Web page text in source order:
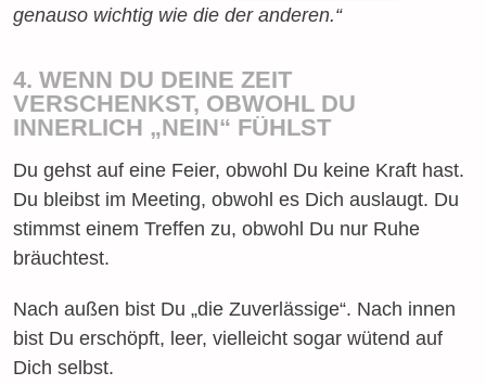
genauso wichtig wie die der anderen.“
4. WENN DU DEINE ZEIT
VERSCHENKST, OBWOHL DU
INNERLICH „NEIN“ FÜHLST
Du gehst auf eine Feier, obwohl Du keine Kraft hast.
Du bleibst im Meeting, obwohl es Dich auslaugt. Du
stimmst einem Treffen zu, obwohl Du nur Ruhe
bräuchtest.
Nach außen bist Du „die Zuverlässige“. Nach innen
bist Du erschöpft, leer, vielleicht sogar wütend auf
Dich selbst.